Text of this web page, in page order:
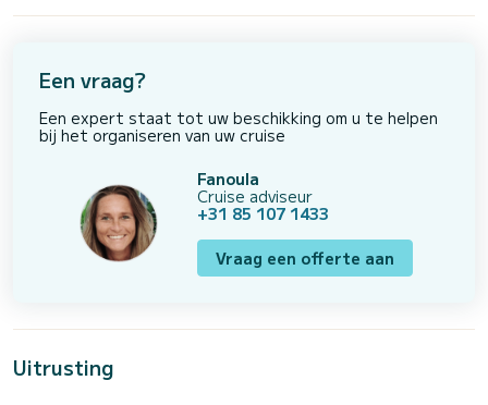
Een vraag?
Een expert staat tot uw beschikking om u te helpen
bij het organiseren van uw cruise
Fanoula
Cruise adviseur
+31 85 107 1433
Vraag een offerte aan
Uitrusting